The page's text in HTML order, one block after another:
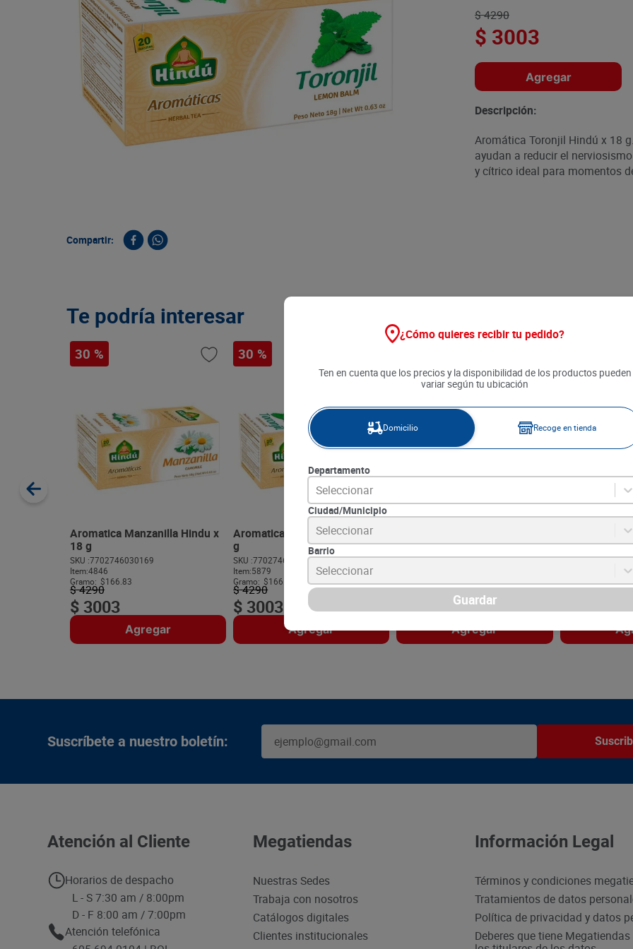
9.
queso
Compartir:
$ 3003
$4290
Agregar
Descripción:
Aromática Toronjil Hindú x 18
ayudan a reducir el
y cítrico ideal para momentos
Te podría interesar
30 %
Aromatica Manzanilla Hindu x
18 g
SKU :7702746030169
Item:4846
Gramo: $166.83
$4290
$ 3003
Agregar
30 %
Aromatica Toronjil Hindu x 18
g
SKU :7702746030183
Item:5879
Gramo: $166.83
$4290
$ 3003
Agregar
Chai x 32 g
SKU :7702746011120
Gramo: $290.72
$13.290
$9303
Agregar
Té Nature's
g
SKU :
Gramo: $363.33
$10.900
Suscríbete a nuestro boletín:
Atención al Cliente
Horarios de despacho
L - S 7:30 am / 8:00pm
D - F 8:00 am / 7:00pm
Atención telefónica
Megatiendas
Nuestras Sedes
Trabaja con nosotros
Catálogos digitales
Clientes institucionales
Información Legal
Términos y condiciones
Tratamientos de datos
Política de privacidad y datos
Deberes que tiene
¿Cómo quieres recibir tu pedido?
Ten en cuenta que los precios y la disponibilidad de los productos pueden
variar según tu ubicación
Domicilio Recoge en tienda
Departamento
Seleccionar
Ciudad/Municipio
Seleccionar
Barrio
Seleccionar
Guardar